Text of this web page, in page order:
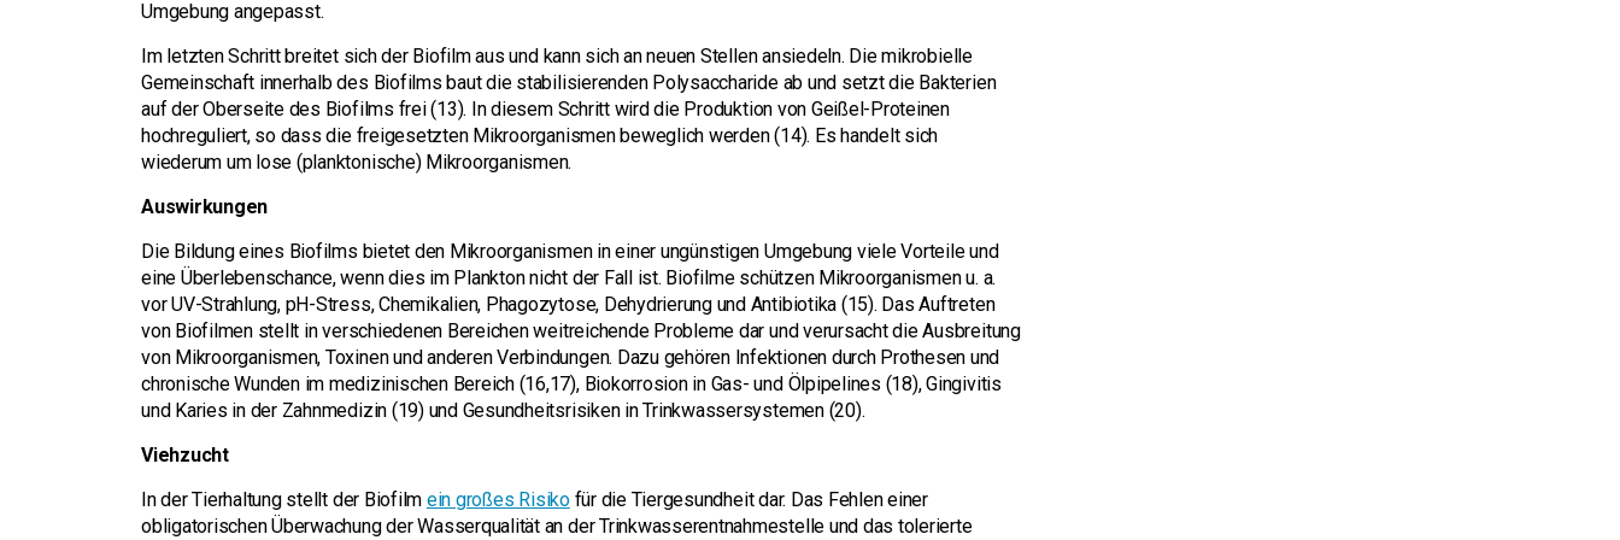
Umgebung angepasst.
Im letzten Schritt breitet sich der Biofilm aus und kann sich an neuen Stellen ansiedeln. Die mikrobielle
Gemeinschaft innerhalb des Biofilms baut die stabilisierenden Polysaccharide ab und setzt die Bakterien
auf der Oberseite des Biofilms frei (13). In diesem Schritt wird die Produktion von Geißel-Proteinen
hochreguliert, so dass die freigesetzten Mikroorganismen beweglich werden (14). Es handelt sich
wiederum um lose (planktonische) Mikroorganismen.
Auswirkungen
Die Bildung eines Biofilms bietet den Mikroorganismen in einer ungünstigen Umgebung viele Vorteile und
eine Überlebenschance, wenn dies im Plankton nicht der Fall ist. Biofilme schützen Mikroorganismen u. a.
vor UV-Strahlung, pH-Stress, Chemikalien, Phagozytose, Dehydrierung und Antibiotika (15). Das Auftreten
von Biofilmen stellt in verschiedenen Bereichen weitreichende Probleme dar und verursacht die Ausbreitung
von Mikroorganismen, Toxinen und anderen Verbindungen. Dazu gehören Infektionen durch Prothesen und
chronische Wunden im medizinischen Bereich (16,17), Biokorrosion in Gas- und Ölpipelines (18), Gingivitis
und Karies in der Zahnmedizin (19) und Gesundheitsrisiken in Trinkwassersystemen (20).
Viehzucht
In der Tierhaltung stellt der Biofilm ein großes Risikofür die Tiergesundheit dar. Das Fehlen einer
obligatorischen Überwachung der Wasserqualität an der Trinkwasserentnahmestelle und das tolerierte